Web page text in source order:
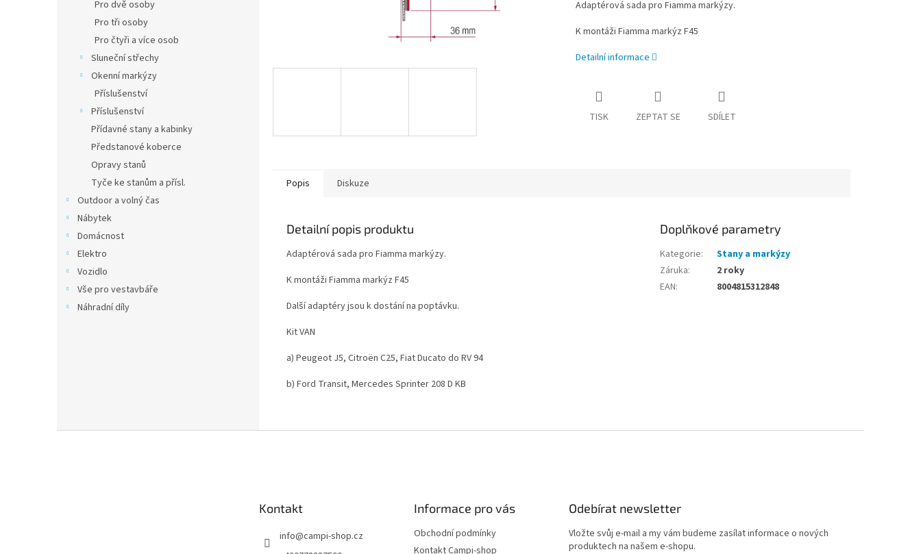
Pro dvě osoby
Pro tři osoby
Pro čtyři a více osob
Sluneční střechy
Okenní markýzy
Příslušenství
Příslušenství
Přídavné stany a kabinky
Předstanové koberce
Opravy stanů
Tyče ke stanům a přísl.
Outdoor a volný čas
Nábytek
Domácnost
Elektro
Vozidlo
Vše pro vestavbáře
Náhradní díly
Adaptérová sada pro Fiamma markýzy.
K montáži Fiamma markýz F45
Detailní informace
TISK ZEPTAT SE SDÍLET
Popis Diskuze
Detailní popis produktu
Adaptérová sada pro Fiamma markýzy.
K montáži Fiamma markýz F45
Další adaptéry jsou k dostání na poptávku.
Kit VAN
a) Peugeot J5, Citroën C25, Fiat Ducato do RV 94
b) Ford Transit, Mercedes Sprinter 208 D KB
Doplňkové parametry
Kategorie:
Stany a markýzy
Záruka:
2 roky
EAN: 8004815312848
Kontakt
info@campi-shop.cz
Informace pro vás
Obchodní podmínky
Kontakt Campi-shop
Odebírat newsletter
Vložte svůj e-mail a my vám budeme zasílat informace o nových
produktech na našem e-shopu.